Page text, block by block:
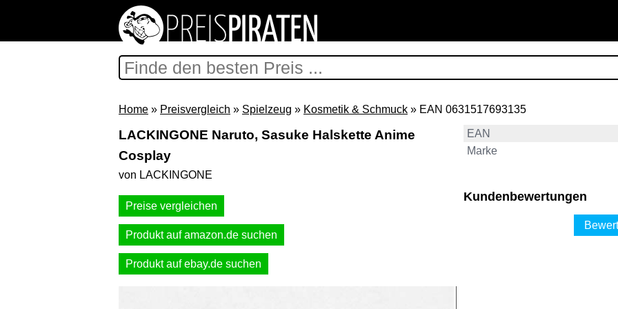
Home » Preisvergleich » Spielzeug » Kosmetik & Schmuck » EAN 0631517693135
LACKINGONE Naruto, Sasuke Halskette Anime
Cosplay
von LACKINGONE
Preise vergleichen
Produkt auf amazon.de suchen
Produkt auf ebay.de suchen
EAN
Marke
Kundenbewertungen